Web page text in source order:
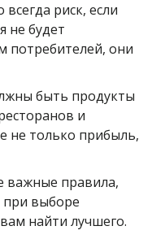
риск, если
не будет
потребителей, они
быть продукты
и
не только прибыль,
важные правила,
при выборе
найти лучшего.